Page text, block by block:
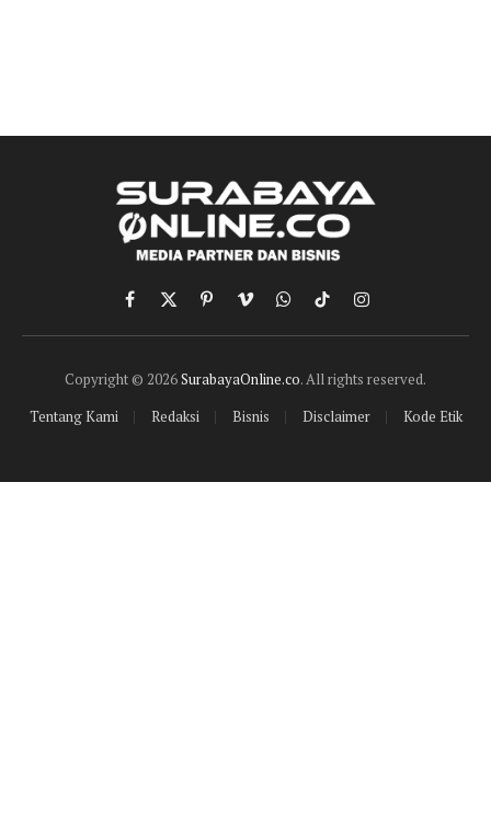
Facebook
X
(Twitter)
PinterestVimeoWhatsApp
TikTokInstagram
Copyright © 2026SurabayaOnline.co. All rights reserved.
Tentang Kami
Redaksi Bisnis Disclaimer Kode Etik